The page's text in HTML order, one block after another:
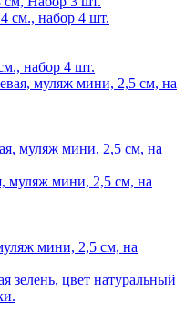
набор 4 шт.
муляж мини, 2,5 см, на
мини, 2,5 см, на